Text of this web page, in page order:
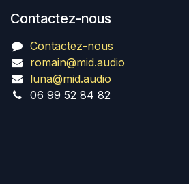
Contactez-nous
Contactez-nous
romain@mid.audio
luna@mid.audio
06 99 52 84 82